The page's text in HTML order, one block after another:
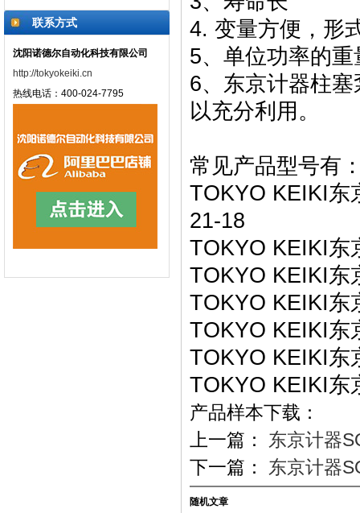
联系方式
沈阳诺德尔自动化科技有限公司
http://tokyokeiki.cn
热线电话：400-024-7795
4. 变量方便，形
5、单位功率的重
6、东京计器柱
以充分利用。
常见产品型号有
TOKYO KEIKI东
21-18
TOKYO KEIKI东
TOKYO KEIKI东
TOKYO KEIKI东
TOKYO KEIKI东
TOKYO KEIKI东
TOKYO KEIKI东
产品样本下载：
上一篇： 东京计器
下一篇： 东京计器
随机文章